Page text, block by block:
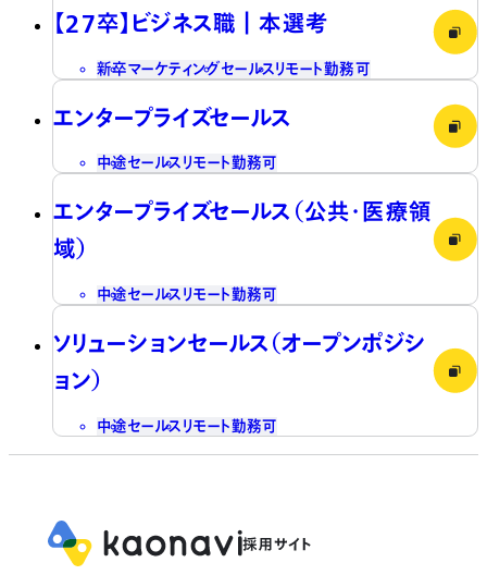
【27卒】ビジネス職┃本選考
新卒マーケティングセールス リモート勤務可
エンタープライズセールス
中途セールス リモート勤務可
エンタープライズセールス（公共・医療領
域）
中途セールス リモート勤務可
ソリューションセールス（オープンポジシ
ョン）
中途セールス リモート勤務可